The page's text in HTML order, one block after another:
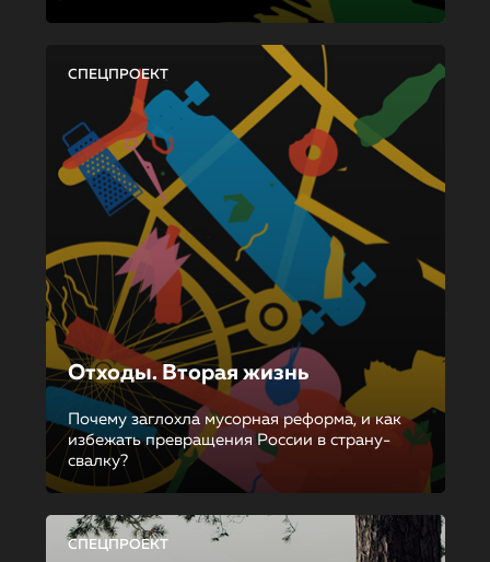
СПЕЦПРОЕКТ
Отходы. Вторая жизнь
Почему заглохла мусорная реформа, и как
избежать превращения России в страну-
свалку?
СПЕЦПРОЕКТ